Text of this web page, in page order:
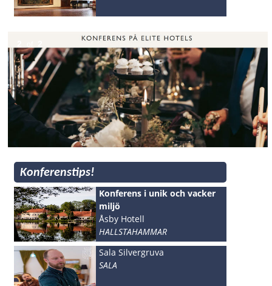
Konferenstips!
Konferens i unik och vacker
miljö
Åsby Hotell
HALLSTAHAMMAR
Sala Silvergruva
SALA